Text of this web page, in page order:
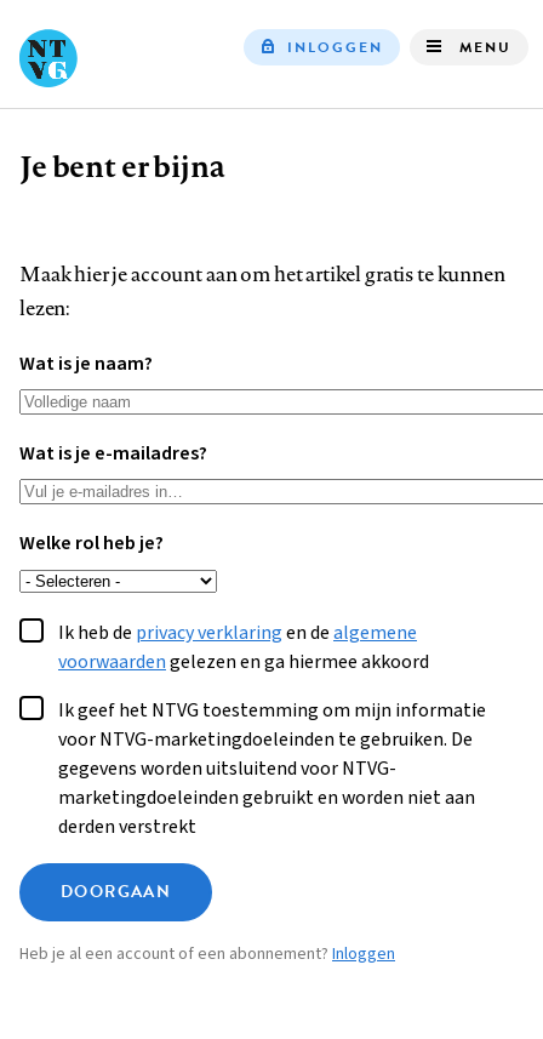
INLOGGEN MENU
Kruimelpad
Je bent er bijna
Maak hier je account aan om het artikel gratis te kunnen
lezen:
Wat is je naam?
Wat is je e-mailadres?
Welke rol heb je?
Ik heb de privacy verklaringen dealgemene
voorwaardengelezen en ga hiermee akkoord
Ik geef het NTVG toestemming om mijn informatie
voor NTVG-marketingdoeleinden te gebruiken. De
gegevens worden uitsluitend voor NTVG-
marketingdoeleinden gebruikt en worden niet aan
derden verstrekt
DOORGAAN
Heb je al een account of een abonnement? Inloggen